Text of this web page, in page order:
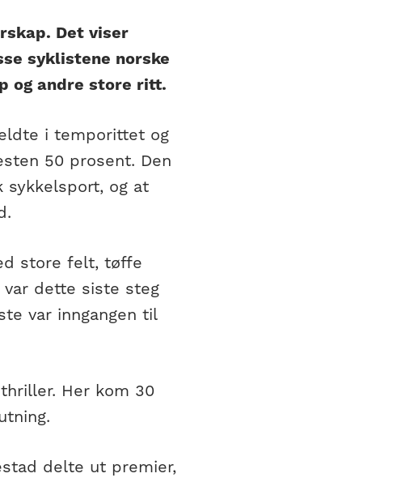
Det viser
syklistene norske
og andre store ritt.
i temporittet og
50 prosent. Den
sykkelsport, og at
store felt, tøffe
var dette siste steg
var inngangen til
Her kom 30
delte ut premier,